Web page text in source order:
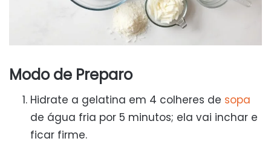
Modo de Preparo
Hidrate a gelatina em 4 colheres de sopa
de água fria por 5 minutos; ela vai inchar e
ficar firme.